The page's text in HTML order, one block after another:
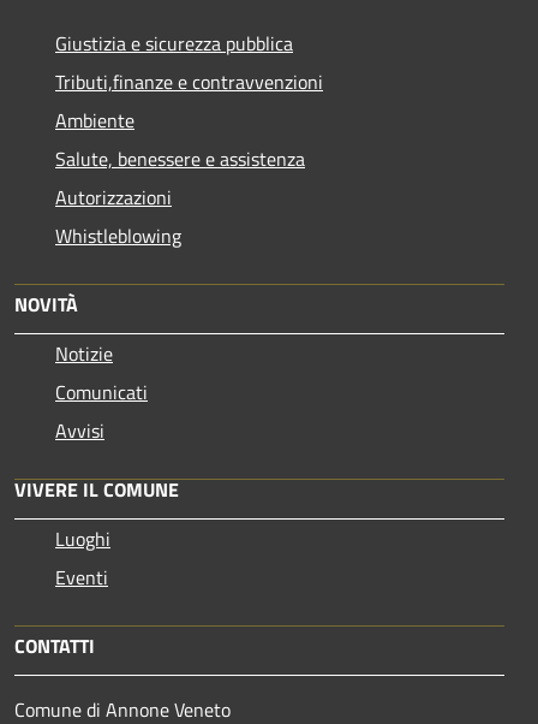
Giustizia e sicurezza pubblica
Tributi,finanze e contravvenzioni
Ambiente
Salute, benessere e assistenza
Autorizzazioni
Whistleblowing
NOVITÀ
Notizie
Comunicati
Avvisi
VIVERE IL COMUNE
Luoghi
Eventi
CONTATTI
Comune di Annone Veneto